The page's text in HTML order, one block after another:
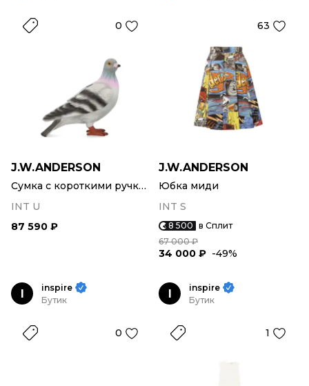
0
J.W.ANDERSON
Сумка с короткими ручками
INT U
87 590 ₽
63
J.W.ANDERSON
Юбка миди
INT S
8 500 в Сплит
67 000 ₽
34 000 ₽ -49%
I
inspire
Бутик
0
I
inspire
Бутик
1